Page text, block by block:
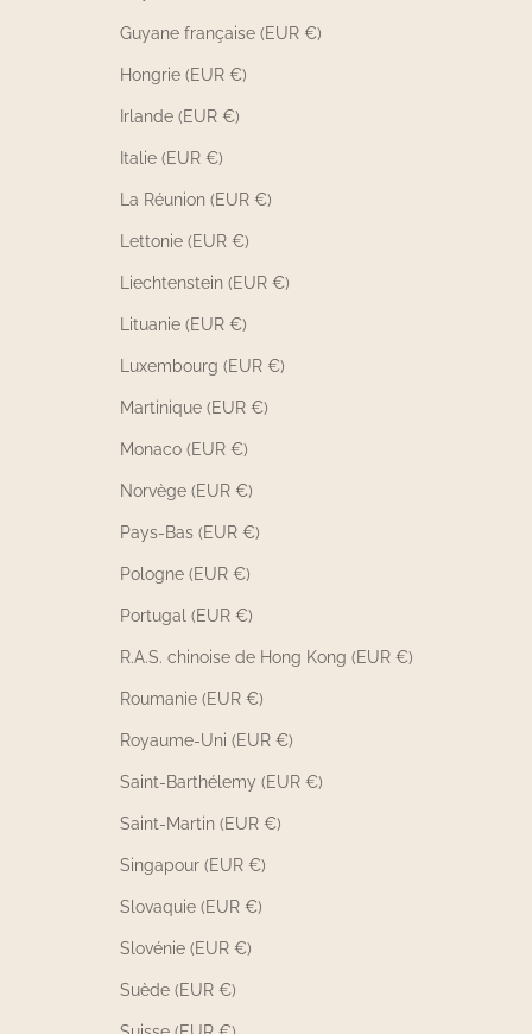
Guyane française (EUR €)
Hongrie (EUR €)
Irlande (EUR €)
Italie (EUR €)
La Réunion (EUR €)
Lettonie (EUR €)
Liechtenstein (EUR €)
Lituanie (EUR €)
Luxembourg (EUR €)
Martinique (EUR €)
Monaco (EUR €)
Norvège (EUR €)
Pays-Bas (EUR €)
Pologne (EUR €)
Portugal (EUR €)
R.A.S. chinoise de Hong Kong (EUR €)
Roumanie (EUR €)
Royaume-Uni (EUR €)
Saint-Barthélemy (EUR €)
Saint-Martin (EUR €)
Singapour (EUR €)
Slovaquie (EUR €)
Slovénie (EUR €)
Suède (EUR €)